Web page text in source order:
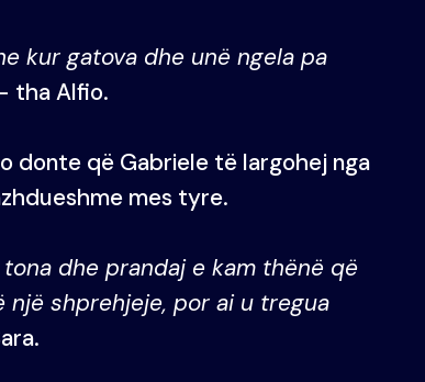
kur gatova dhe unë ngela pa
tha Alfio.
donte që Gabriele të largohej nga
mes tyre.
dhe prandaj e kam thënë që
shprehjeje, por ai u tregua